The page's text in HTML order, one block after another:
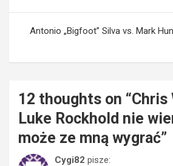
Antonio „Bigfoot” Silva vs. Mark
12 thoughts on “Chris
Luke Rockhold nie
może ze mną wygrać”
Cygi82 pisze: